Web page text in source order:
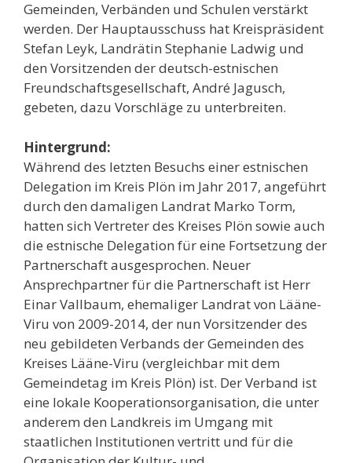
Gemeinden, Verbänden und Schulen verstärkt
werden. Der Hauptausschuss hat Kreispräsident
Stefan Leyk, Landrätin Stephanie Ladwig und
den Vorsitzenden der deutsch-estnischen
Freundschaftsgesellschaft, André Jagusch,
gebeten, dazu Vorschläge zu unterbreiten.
Hintergrund:
Während des letzten Besuchs einer estnischen
Delegation im Kreis Plön im Jahr 2017, angeführt
durch den damaligen Landrat Marko Torm,
hatten sich Vertreter des Kreises Plön sowie auch
die estnische Delegation für eine Fortsetzung der
Partnerschaft ausgesprochen. Neuer
Ansprechpartner für die Partnerschaft ist Herr
Einar Vallbaum, ehemaliger Landrat von Lääne-
Viru von 2009-2014, der nun Vorsitzender des
neu gebildeten Verbands der Gemeinden des
Kreises Lääne-Viru (vergleichbar mit dem
Gemeindetag im Kreis Plön) ist. Der Verband ist
eine lokale Kooperationsorganisation, die unter
anderem den Landkreis im Umgang mit
staatlichen Institutionen vertritt und für die